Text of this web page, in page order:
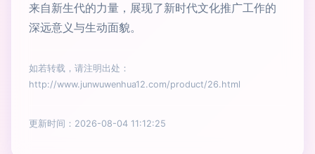
来自新生代的力量，展现了新时代文化推广工作的
深远意义与生动面貌。
如若转载，请注明出处：
http://www.junwuwenhua12.com/product/26.html
更新时间：2026-08-04 11:12:25